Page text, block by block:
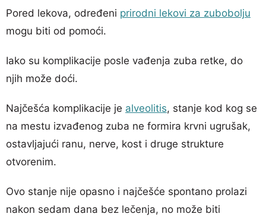
Pored lekova, određeni prirodni lekovi za zubobolju
mogu biti od pomoći.
Iako su komplikacije posle vađenja zuba retke, do
njih može doći.
Najčešća komplikacije je alveolitis, stanje kod kog se
na mestu izvađenog zuba ne formira krvni ugrušak,
ostavljajući ranu, nerve, kost i druge strukture
otvorenim.
Ovo stanje nije opasno i najčešće spontano prolazi
nakon sedam dana bez lečenja, no može biti